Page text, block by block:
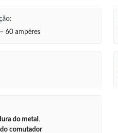
60 ampères
do metal ,
comutador